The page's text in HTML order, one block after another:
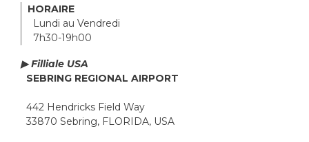
HORAIRE
Lundi au Vendredi
7h30-19h00
▶ Filliale USA
SEBRING REGIONAL AIRPORT
442 Hendricks Field Way
33870 Sebring, FLORIDA, USA